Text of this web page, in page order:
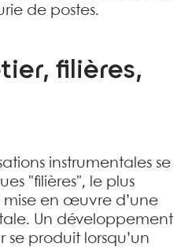
de postes.
filières,
instrumentales se
"filières", le plus
mise en œuvre d’une
Un développement
se produit lorsqu’un